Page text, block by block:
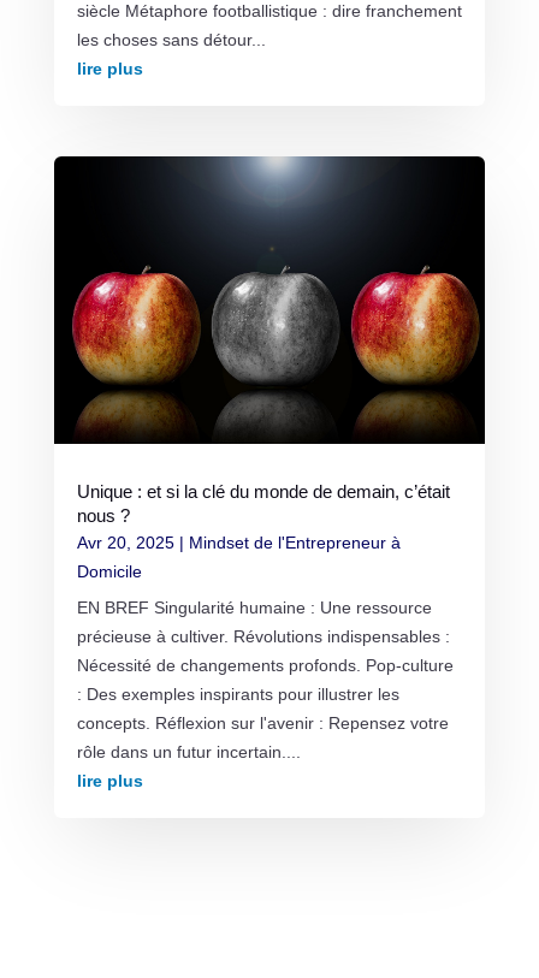
siècle Métaphore footballistique : dire franchement
les choses sans détour...
lire plus
Unique : et si la clé du monde de demain, c’était
nous ?
Avr 20, 2025| Mindset de l'Entrepreneur à
Domicile
EN BREF Singularité humaine : Une ressource
précieuse à cultiver. Révolutions indispensables :
Nécessité de changements profonds. Pop-culture
: Des exemples inspirants pour illustrer les
concepts. Réflexion sur l'avenir : Repensez votre
rôle dans un futur incertain....
lire plus